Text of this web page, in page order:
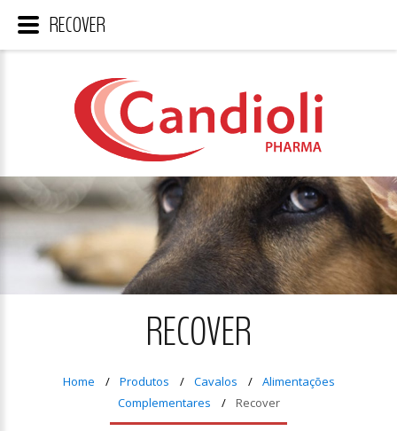
RECOVER
Home Produtos Cavalos
Alimentações
Complementares
Recover
RECOVER